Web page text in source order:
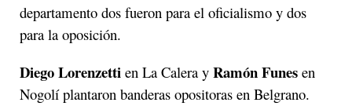
departamento dos fueron para el oficialismo y dos
para la oposición.
Diego Lorenzetti en La Calera y Ramón Funes en
Nogolí plantaron banderas opositoras en Belgrano.